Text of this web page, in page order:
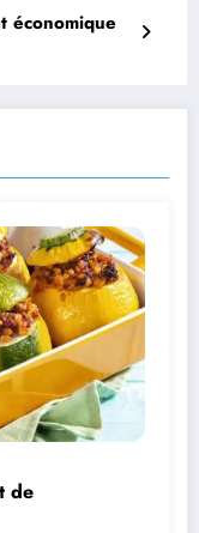
économique
de